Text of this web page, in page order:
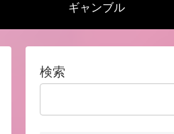
ギャンブル
検索